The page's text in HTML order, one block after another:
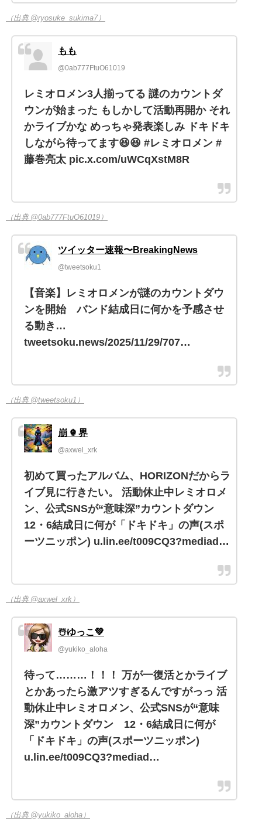
（出典 @ryosuke_sukima7）
もも
@0ab777FtuO61019
レミオロメン3人揃ってる 謎のカウントダ
ウンが始まった もしかして活動再開か それ
かライブかな めっちゃ発表楽しみ ドキドキ
しながら待ってます😆😆 #レミオロメン #
藤巻亮太 pic.x.com/uWCqXstM8R
（出典 @0ab777FtuO61019）
ツイッター速報〜BreakingNews
@tweetsoku1
【音楽】レミオロメンが謎のカウントダウ
ンを開始 バンド結成日に何かを予感させ
る動き…
tweetsoku.news/2025/11/29/707…
（出典 @tweetsoku1）
崩 ☬ 界
@axwel_xrk
初めて買ったアルバム、HORIZONだからラ
イブ見に行きたい。 活動休止中レミオロメ
ン、公式SNSが“意味深”カウントダウン
12・6結成日に何が「ドキドキ」の声(スポ
ーツニッポン) u.lin.ee/t009CQ3?mediad…
（出典 @axwel_xrk）
☃️ゆっこ💚
@yukiko_aloha
待って………！！！ 万が一復活とかライブ
とかあったら激アツすぎるんですがっっ 活
動休止中レミオロメン、公式SNSが“意味
深”カウントダウン 12・6結成日に何が
「ドキドキ」の声(スポーツニッポン)
u.lin.ee/t009CQ3?mediad…
（出典 @yukiko_aloha）